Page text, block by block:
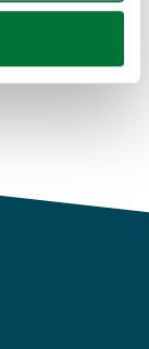
(huellas
procesan sus
web con
y análisis